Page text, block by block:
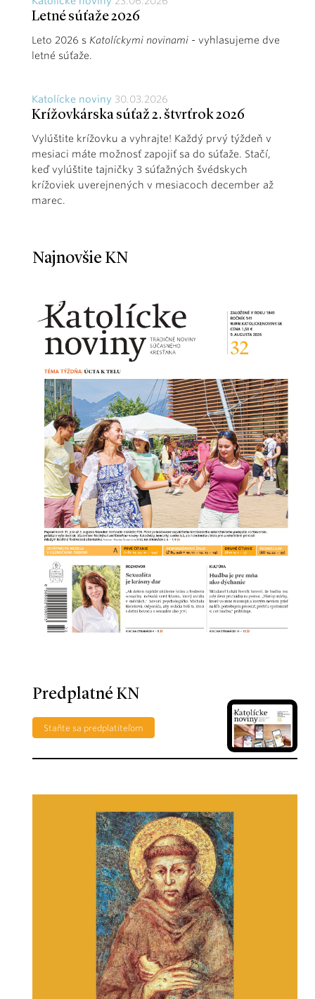
Letné súťaže 2026
Leto 2026 s Katolíckymi novinami - vyhlasujeme dve
letné súťaže.
Katolícke noviny 30.03.2026
Krížovkárska súťaž 2. štvrťrok 2026
Vylúštite krížovku a vyhrajte! Každý prvý týždeň v
mesiaci máte možnosť zapojiť sa do súťaže. Stačí,
keď vylúštite tajničky 3 súťažných švédskych
krížoviek uverejnených v mesiacoch december až
marec.
Najnovšie KN
Predplatné KN
Staňte sa predplatiteľom